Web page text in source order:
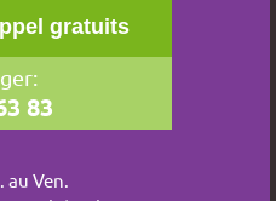
gratuits
83
au Ven.